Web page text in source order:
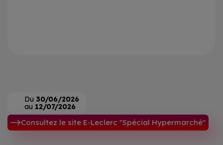
Du 30/06/2026
au 12/07/2026
Consultez le site E-Leclerc "Spécial Hypermarché"